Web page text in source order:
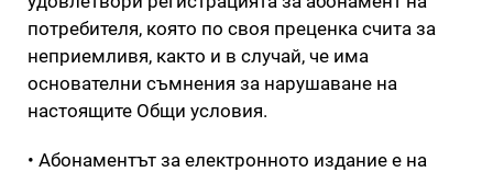
потребителя, която по своя преценка счита за
неприемливя, както и в случай, че има
основателни съмнения за нарушаване на
настоящите Общи условия.
• Абонаментът за електронното издание е на